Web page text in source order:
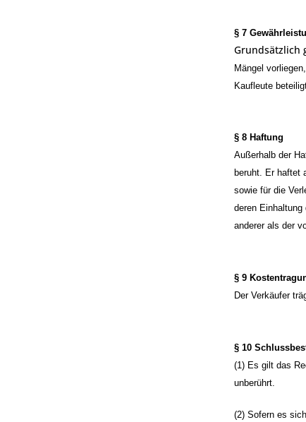
§ 7
Grundsätzlich
Mängel
Kaufleute
§ 8 Haftung
Außerhalb der
beruht. Er haftet
sowie für die
deren
anderer als der
§ 9
Der Verkäufer
§ 10
(1) Es gilt das
unberührt.
(2) Sofern es